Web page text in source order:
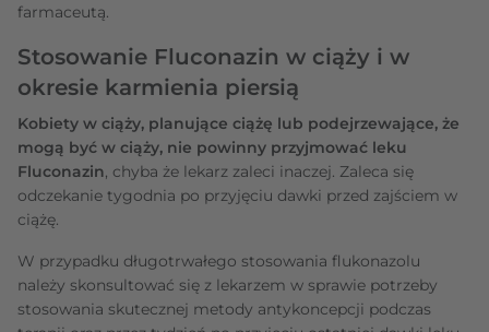
farmaceutą.
Stosowanie Fluconazin w ciąży i w
okresie karmienia piersią
Kobiety w ciąży, planujące ciążę lub podejrzewające, że
mogą być w ciąży, nie powinny przyjmować leku
Fluconazin, chyba że lekarz zaleci inaczej. Zaleca się
odczekanie tygodnia po przyjęciu dawki przed zajściem w
ciążę.
W przypadku długotrwałego stosowania flukonazolu
należy skonsultować się z lekarzem w sprawie potrzeby
stosowania skutecznej metody antykoncepcji podczas